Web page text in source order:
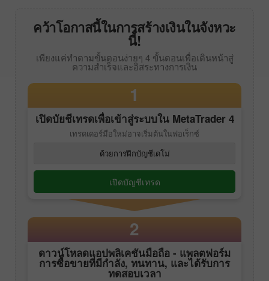
คว้าโอกาสนี้ในการสร้างเงินในจังหวะ
นี้!
เพียงแค่ทำตามขั้นตอนง่ายๆ 4 ขั้นตอนเพื่อเดินหน้าสู่
ความสำเร็จและอิสระทางการเงิน
1
เปิดบัยชีเทรดเพื่อเข้าสู่ระบบใน MetaTrader 4
เทรดเดอร์มือใหม่อาจเริ่มต้นในฟอเร็กซ์
ด้วยการฝึกบัญชีเดโม่
เปิดบัญชีเทรด
2
ดาวน์โหลดแอปพลิเคชันมือถือ - แพลตฟอร์ม
การซื้อขายที่มีกำลัง, ทนทาน, และได้รับการ
ทดสอบเวลา